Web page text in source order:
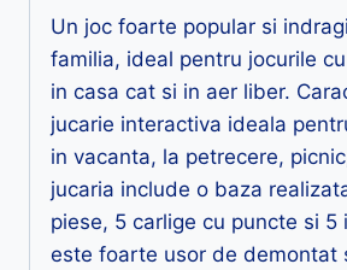
Un joc foarte popular si
familia, ideal pentru jocurile
in casa cat si in aer liber.
jucarie interactiva ideala
in vacanta, la petrecere,
jucaria include o baza
piese, 5 carlige cu puncte si 5
este foarte usor de demontat